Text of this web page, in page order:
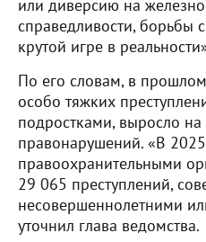
или диверсию на
справедливости, борьбы
крутой игре в
По его словам, в
особо тяжких
подростками, выросло
правонарушений. «В
правоохранительными
29 065 преступлений,
несовершеннолетними
уточнил глава ведомства.